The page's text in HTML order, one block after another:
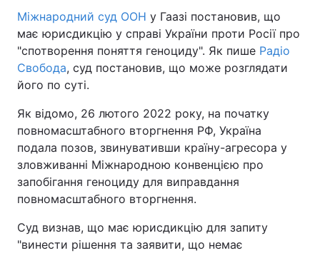
Міжнародний суд ООН у Гаазі постановив, що
має юрисдикцію у справі України проти Росії про
"спотворення поняття геноциду". Як пише Радіо
Свобода, суд постановив, що може розглядати
його по суті.
Як відомо, 26 лютого 2022 року, на початку
повномасштабного вторгнення РФ, Україна
подала позов, звинувативши країну-агресора у
зловживанні Міжнародною конвенцією про
запобігання геноциду для виправдання
повномасштабного вторгнення.
Суд визнав, що має юрисдикцію для запиту
"винести рішення та заявити, що немає